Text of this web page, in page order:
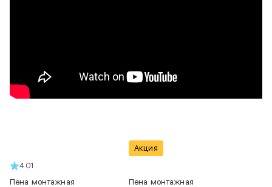
4.01
Пена монтажная
Акция
Пена монтажная